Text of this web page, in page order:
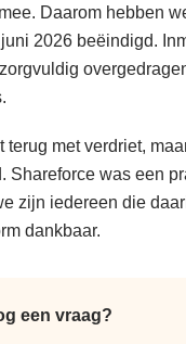
Daarom hebben
2026 beëindigd.
terug met verdriet,
Shareforce was een
zijn iedereen die
dankbaar.
een vraag?